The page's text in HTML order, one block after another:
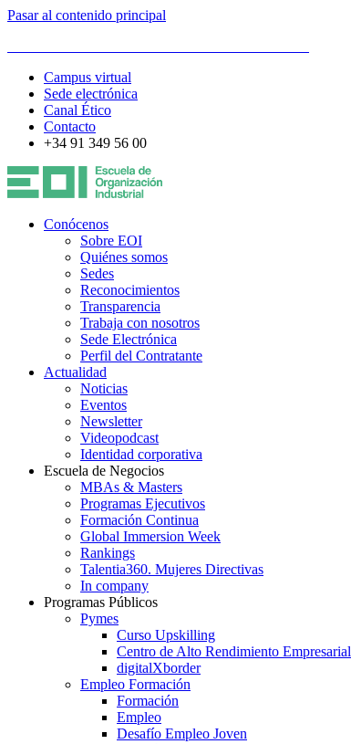
Pasar al contenido principal
Campus virtual
Sede electrónica
Canal Ético
Contacto
+34 91 349 56 00
Conócenos
Sobre EOI
Quiénes somos
Sedes
Reconocimientos
Transparencia
Trabaja con nosotros
Sede Electrónica
Perfil del Contratante
Actualidad
Noticias
Eventos
Newsletter
Videopodcast
Identidad corporativa
Escuela de Negocios
MBAs & Masters
Programas Ejecutivos
Formación Continua
Global Immersion Week
Rankings
Talentia360. Mujeres Directivas
In company
Programas Públicos
Pymes
Curso Upskilling
Centro de Alto Rendimiento Empresarial
digitalXborder
Empleo Formación
Formación
Empleo
Desafío Empleo Joven